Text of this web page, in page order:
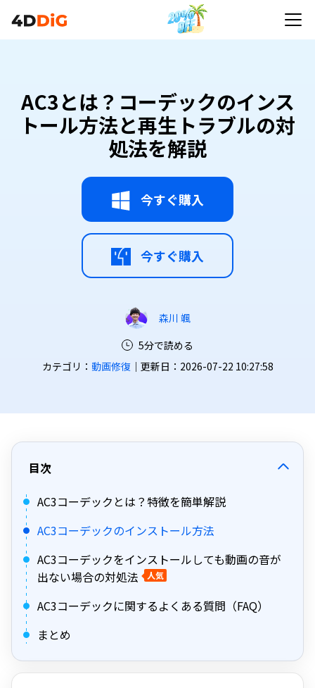
AC3とは？コーデックのインス
トール方法と再生トラブルの対
処法を解説
今すぐ購入
今すぐ購入
森川 颯
5分で読める
カテゴリ： 動画修復｜更新日：2026-07-22 10:27:58
目次
AC3コーデックとは？特徴を簡単解説
AC3コーデックのインストール方法
AC3コーデックをインストールしても動画の音が
出ない場合の対処法
人気
AC3コーデックに関するよくある質問（FAQ）
まとめ